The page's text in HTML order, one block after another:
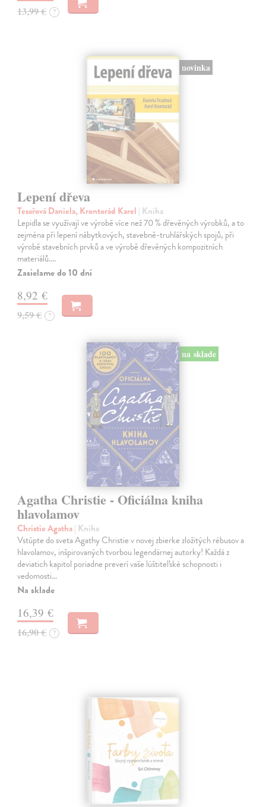
13,99 € ?
novinka
Lepení dřeva
Tesařová Daniela, Krontorád Karel | Kniha
Lepidla se využívají ve výrobě více než 70 % dřevěných výrobků, a to
zejména při lepení nábytkových, stavebně-truhlářských spojů, při
výrobě stavebních prvků a ve výrobě dřevěných kompozitních
materiálů.…
Zasielame do 10 dní
8,92 €
9,59 € ?
na sklade
Agatha Christie - Oficiálna kniha
hlavolamov
Christie Agatha| Kniha
Vstúpte do sveta Agathy Christie v novej zbierke zložitých rébusov a
hlavolamov, inšpirovaných tvorbou legendárnej autorky! Každá z
deviatich kapitol poriadne preverí vaše lúštiteľské schopnosti i
vedomosti…
Na sklade
16,39 €
16,90 € ?